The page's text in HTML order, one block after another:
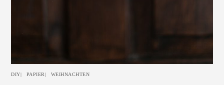
DIY| PAPIER| WEIHNACHTEN